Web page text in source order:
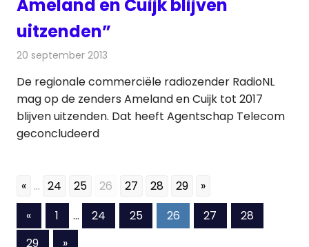
Ameland en Cuijk blijven
uitzenden”
20 september 2013
De regionale commerciële radiozender RadioNL
mag op de zenders Ameland en Cuijk tot 2017
blijven uitzenden. Dat heeft Agentschap Telecom
geconcludeerd
« ... 24 25 26 27 28 29 »
Berichten
paginering
«Vorige
berichten
1 … 24 25 26 27
28
29
Volgende
»